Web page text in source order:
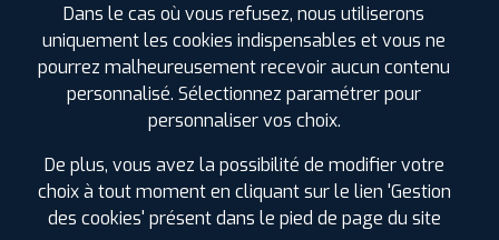
SPÉCIFICATIONS AVIS CLIENTS ÉTIQUETAGE
Étiquetage
Été
Largeur :265
Hauteur :75
Diamètre : 16
Dans le cas où vous refusez, nous utiliserons
uniquement les cookies indispensables et vous ne
pourrez malheureusement recevoir aucun contenu
personnalisé. Sélectionnez paramétrer pour
personnaliser vos choix.
De plus, vous avez la possibilité de modifier votre
choix à tout moment en cliquant sur le lien 'Gestion
des cookies' présent dans le pied de page du site